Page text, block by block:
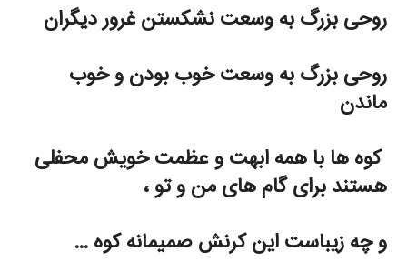
روحی بزرگ به وسعت نشکستن غرور دیگران
روحی بزرگ به وسعت خوب بودن و خوب
ماندن
کوه ها با همه ابهت و عظمت خویش محفلی
هستند برای گام های من و تو ،
و چه زیباست این کرنش صمیمانه کوه …